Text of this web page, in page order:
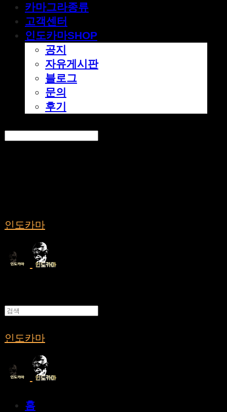
카마그라종류
고객센터
인도카마SHOP
공지
자유게시판
블로그
문의
후기
인도카마
인도카마
홈